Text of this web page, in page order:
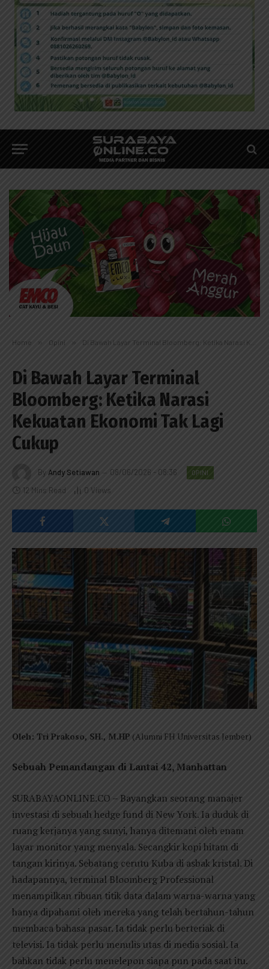
Home » Opini » Di Bawah Layar Terminal Bloomberg: Ketika Narasi Kekuatan Ekonomi Tak Lagi Cukup
Di Bawah Layar Terminal
Bloomberg: Ketika Narasi
Kekuatan Ekonomi Tak Lagi
Cukup
By Andy Setiawan 08/06/2026 - 08:36 OPINI
12 Mins Read 0 Views
Oleh: Tri Prakoso, SH., M.HP (Alumni FH Universitas Jember)
Sebuah Pemandangan di Lantai 42, Manhattan
SURABAYAONLINE.CO – Bayangkan seorang manajer
investasi di sebuah hedge fund di New York. Ia duduk di
ruang kerjanya yang sunyi, hanya ditemani oleh enam
layar monitor yang menyala. Secangkir kopi hitam di
tangan kirinya. Sebatang cerutu Kuba di asbak kristal. Di
hadapannya, terminal Bloomberg Professional
menampilkan ribuan titik data dalam warna-warna yang
hanya dipahami oleh mereka yang telah bertahun-tahun
membaca bahasa pasar. Ia tidak perlu berteriak di
televisi. Ia tidak perlu menulis utas di media sosial. Ia
bahkan tidak perlu menelepon siapa pun pada saat itu.